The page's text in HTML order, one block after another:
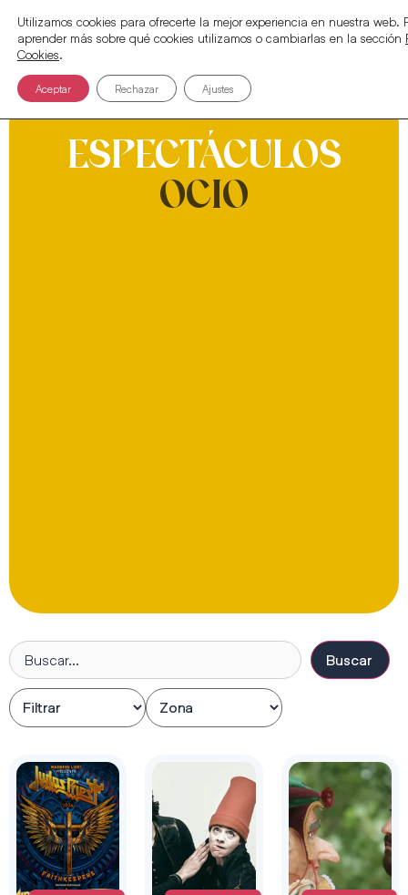
ESPECTÁCULOS
OCIO
Buscar
Utilizamos cookies para ofrecerte la mejor experiencia en nuestra web.
aprender más sobre qué cookies utilizamos o cambiarlas en la sección
Cookies.
Aceptar Rechazar Ajustes